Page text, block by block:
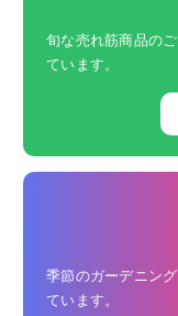
旬な売れ筋商品の
ています。
季節のガーデニン
ています。